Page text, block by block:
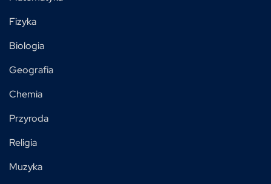
Fizyka
Biologia
Geografia
Chemia
Przyroda
Religia
Muzyka